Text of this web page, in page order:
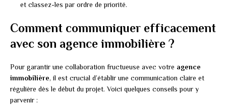
et classez-les par ordre de priorité.
Comment communiquer efficacement
avec son agence immobilière ?
Pour garantir une collaboration fructueuse avec votre agence
immobilière, il est crucial d’établir une communication claire et
régulière dès le début du projet. Voici quelques conseils pour y
parvenir :